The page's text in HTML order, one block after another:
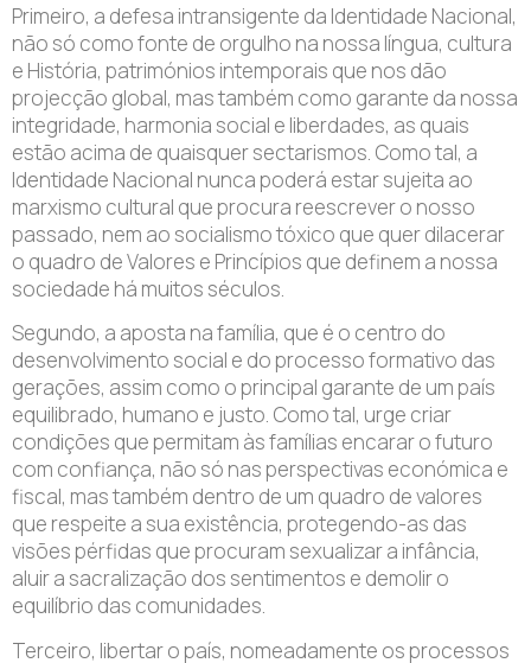
Primeiro, a defesa intransigente da Identidade Nacional,
não só como fonte de orgulho na nossa língua, cultura
e História, patrimónios intemporais que nos dão
projecção global, mas também como garante da nossa
integridade, harmonia social e liberdades, as quais
estão acima de quaisquer sectarismos. Como tal, a
Identidade Nacional nunca poderá estar sujeita ao
marxismo cultural que procura reescrever o nosso
passado, nem ao socialismo tóxico que quer dilacerar
o quadro de Valores e Princípios que definem a nossa
sociedade há muitos séculos.
Segundo, a aposta na família, que é o centro do
desenvolvimento social e do processo formativo das
gerações, assim como o principal garante de um país
equilibrado, humano e justo. Como tal, urge criar
condições que permitam às famílias encarar o futuro
com confiança, não só nas perspectivas económica e
fiscal, mas também dentro de um quadro de valores
que respeite a sua existência, protegendo-as das
visões pérfidas que procuram sexualizar a infância,
aluir a sacralização dos sentimentos e demolir o
equilíbrio das comunidades.
Terceiro, libertar o país, nomeadamente os processos